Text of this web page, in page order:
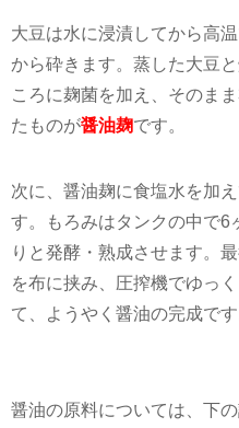
大豆は水に浸漬してから高
から砕きます。蒸した大豆
ころに麹菌を加え、そのまま
たものが醤油麹です。
次に、醤油麹に食塩水を加え
す。もろみはタンクの中で6
りと発酵・熟成させます。
を布に挟み、圧搾機でゆっ
て、ようやく醤油の完成です
醤油の原料については、下